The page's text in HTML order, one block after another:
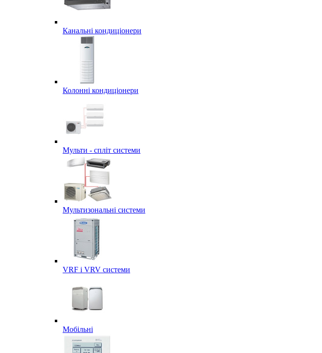
Канальні кондиціонери
Колонні кондиціонери
Мульти - спліт системи
Мультизональні системи
VRF і VRV системи
Мобільні